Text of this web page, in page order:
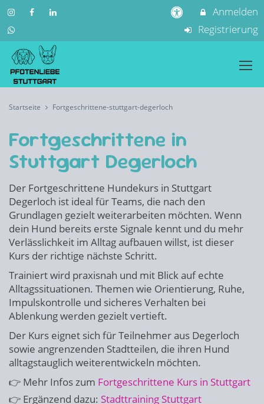
Anmelden
Registrierung
Startseite Fortgeschrittene-stuttgart-degerloch
Fortgeschrittene in
Stuttgart Degerloch
Der Fortgeschrittene Hundekurs in Stuttgart
Degerloch ist ideal für Teams, die nach den
Grundlagen gezielt weiterarbeiten möchten. Wenn
dein Hund bereits erste Signale kennt und du mehr
Verlässlichkeit im Alltag aufbauen willst, ist dieser
Kurs der richtige nächste Schritt.
Trainiert wird praxisnah und mit Blick auf echte
Alltagssituationen. Themen wie Orientierung, Ruhe,
Impulskontrolle und sicheres Verhalten bei
Ablenkung werden gezielt vertieft.
Der Kurs eignet sich für Teilnehmer aus Degerloch
sowie angrenzenden Stadtteilen, die ihren Hund
alltagstauglich weiterentwickeln möchten.
👉 Mehr Infos zum Fortgeschrittene Kurs in Stuttgart
👉 Ergänzend dazu: Stadttraining Stuttgart